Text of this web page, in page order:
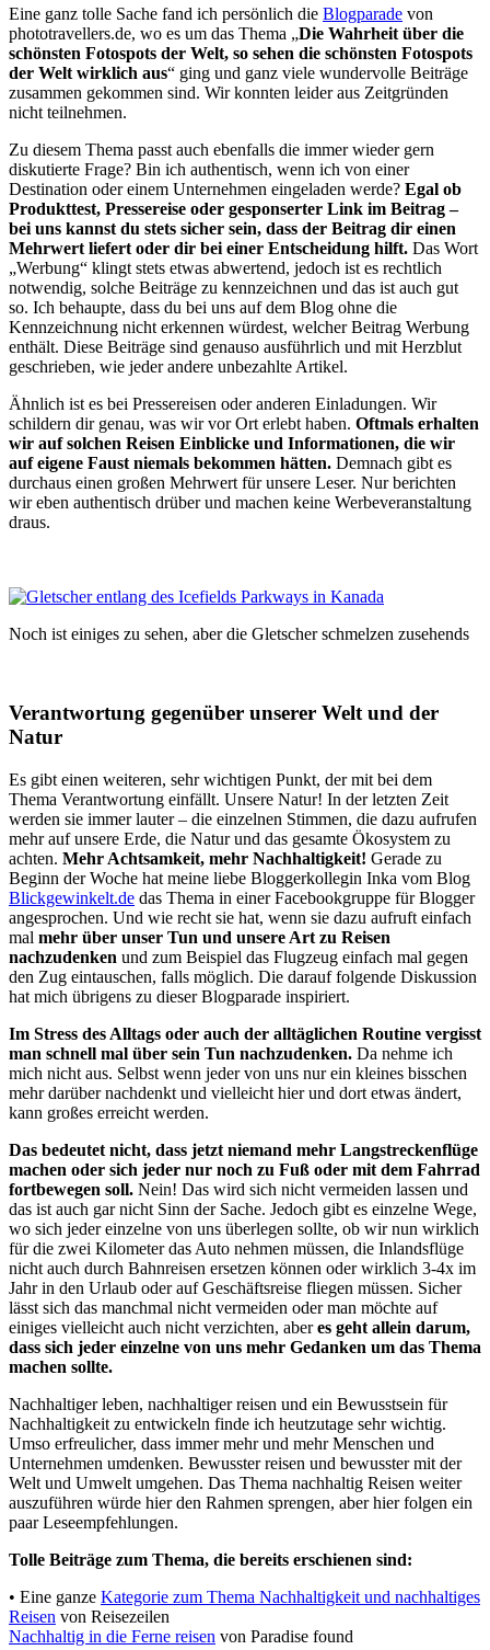
Eine ganz tolle Sache fand ich persönlich die Blogparade von
phototravellers.de, wo es um das Thema „Die Wahrheit über die
schönsten Fotospots der Welt, so sehen die schönsten Fotospots
der Welt wirklich aus“ ging und ganz viele wundervolle Beiträge
zusammen gekommen sind. Wir konnten leider aus Zeitgründen
nicht teilnehmen.
Zu diesem Thema passt auch ebenfalls die immer wieder gern
diskutierte Frage? Bin ich authentisch, wenn ich von einer
Destination oder einem Unternehmen eingeladen werde? Egal ob
Produkttest, Pressereise oder gesponserter Link im Beitrag –
bei uns kannst du stets sicher sein, dass der Beitrag dir einen
Mehrwert liefert oder dir bei einer Entscheidung hilft. Das Wort
„Werbung“ klingt stets etwas abwertend, jedoch ist es rechtlich
notwendig, solche Beiträge zu kennzeichnen und das ist auch gut
so. Ich behaupte, dass du bei uns auf dem Blog ohne die
Kennzeichnung nicht erkennen würdest, welcher Beitrag Werbung
enthält. Diese Beiträge sind genauso ausführlich und mit Herzblut
geschrieben, wie jeder andere unbezahlte Artikel.
Ähnlich ist es bei Pressereisen oder anderen Einladungen. Wir
schildern dir genau, was wir vor Ort erlebt haben. Oftmals erhalten
wir auf solchen Reisen Einblicke und Informationen, die wir
auf eigene Faust niemals bekommen hätten. Demnach gibt es
durchaus einen großen Mehrwert für unsere Leser. Nur berichten
wir eben authentisch drüber und machen keine Werbeveranstaltung
draus.
Noch ist einiges zu sehen, aber die Gletscher schmelzen zusehends
Verantwortung gegenüber unserer Welt und der
Natur
Es gibt einen weiteren, sehr wichtigen Punkt, der mit bei dem
Thema Verantwortung einfällt. Unsere Natur! In der letzten Zeit
werden sie immer lauter – die einzelnen Stimmen, die dazu aufrufen
mehr auf unsere Erde, die Natur und das gesamte Ökosystem zu
achten. Mehr Achtsamkeit, mehr Nachhaltigkeit! Gerade zu
Beginn der Woche hat meine liebe Bloggerkollegin Inka vom Blog
Blickgewinkelt.de das Thema in einer Facebookgruppe für Blogger
angesprochen. Und wie recht sie hat, wenn sie dazu aufruft einfach
mal mehr über unser Tun und unsere Art zu Reisen
nachzudenken und zum Beispiel das Flugzeug einfach mal gegen
den Zug eintauschen, falls möglich. Die darauf folgende Diskussion
hat mich übrigens zu dieser Blogparade inspiriert.
Im Stress des Alltags oder auch der alltäglichen Routine vergisst
man schnell mal über sein Tun nachzudenken. Da nehme ich
mich nicht aus. Selbst wenn jeder von uns nur ein kleines bisschen
mehr darüber nachdenkt und vielleicht hier und dort etwas ändert,
kann großes erreicht werden.
Das bedeutet nicht, dass jetzt niemand mehr Langstreckenflüge
machen oder sich jeder nur noch zu Fuß oder mit dem Fahrrad
fortbewegen soll. Nein! Das wird sich nicht vermeiden lassen und
das ist auch gar nicht Sinn der Sache. Jedoch gibt es einzelne Wege,
wo sich jeder einzelne von uns überlegen sollte, ob wir nun wirklich
für die zwei Kilometer das Auto nehmen müssen, die Inlandsflüge
nicht auch durch Bahnreisen ersetzen können oder wirklich 3-4x im
Jahr in den Urlaub oder auf Geschäftsreise fliegen müssen. Sicher
lässt sich das manchmal nicht vermeiden oder man möchte auf
einiges vielleicht auch nicht verzichten, aberes geht allein darum,
dass sich jeder einzelne von uns mehr Gedanken um das Thema
machen sollte.
Nachhaltiger leben, nachhaltiger reisen und ein Bewusstsein für
Nachhaltigkeit zu entwickeln finde ich heutzutage sehr wichtig.
Umso erfreulicher, dass immer mehr und mehr Menschen und
Unternehmen umdenken. Bewusster reisen und bewusster mit der
Welt und Umwelt umgehen. Das Thema nachhaltig Reisen weiter
auszuführen würde hier den Rahmen sprengen, aber hier folgen ein
paar Leseempfehlungen.
Tolle Beiträge zum Thema, die bereits erschienen sind:
• Eine ganze Kategorie zum Thema Nachhaltigkeit und nachhaltiges
Reisen von Reisezeilen
Nachhaltig in die Ferne reisen von Paradise found